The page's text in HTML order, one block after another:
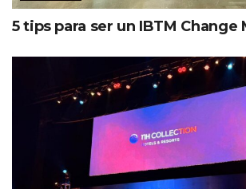
5 tips para ser un IBTM Change